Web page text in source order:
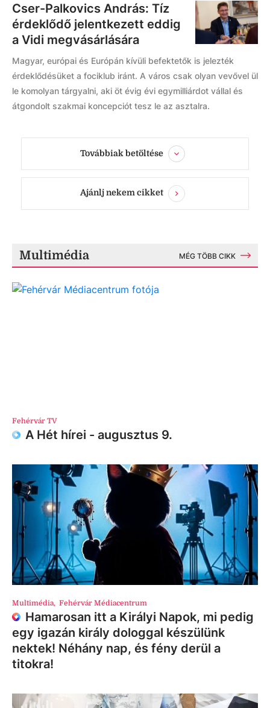
Cser-Palkovics András: Tíz
érdeklődő jelentkezett eddig
a Vidi megvásárlására
Magyar, európai és Európán kívüli befektetők is jelezték
érdeklődésüket a fociklub iránt. A város csak olyan vevővel ül
le komolyan tárgyalni, aki öt évig évi egymilliárdot vállal és
átgondolt szakmai koncepciót tesz le az asztalra.
Továbbiak betöltése
Ajánlj nekem cikket
Multimédia MÉG TÖBB CIKK
Fehérvár TV
A Hét hírei - augusztus 9.
Multimédia, Fehérvár Médiacentrum
Hamarosan itt a Királyi Napok, mi pedig
egy igazán király dologgal készülünk
nektek! Néhány nap, és fény derül a
titokra!